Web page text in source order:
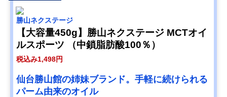
勝山ネクステージ
【大容量450g】勝山ネクステージ MCTオイ
ルスポーツ （中鎖脂肪酸100％）
税込み1,498円
仙台勝山館の姉妹ブランド。手軽に続けられる
パーム由来のオイル